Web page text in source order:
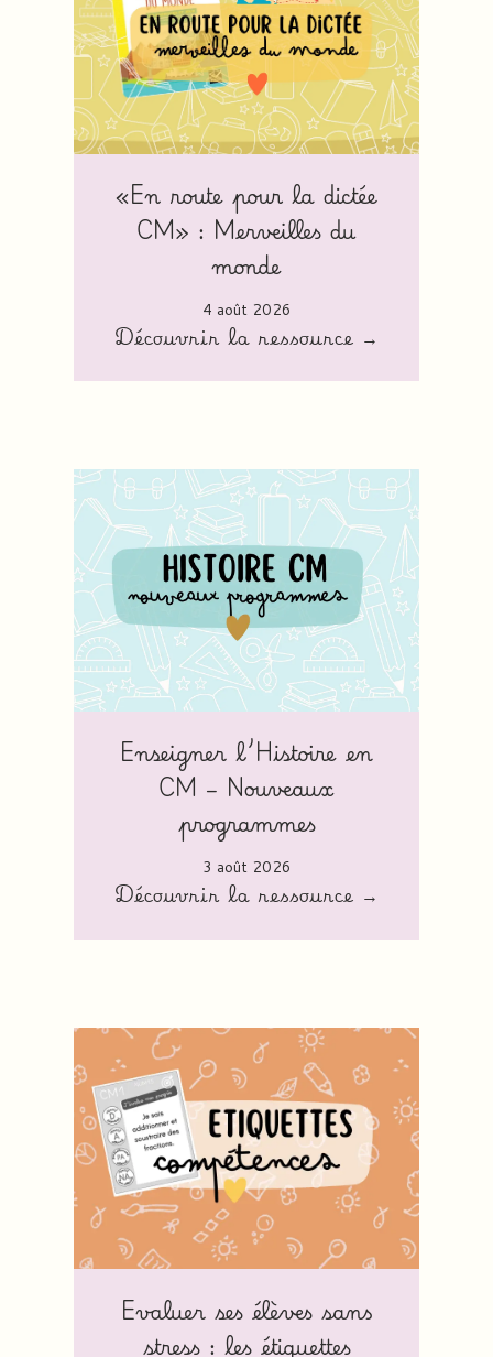
«En route pour la dictée
CM» : Merveilles du
monde
4 août 2026
Découvrir la ressource →
Enseigner l’Histoire en
CM – Nouveaux
programmes
3 août 2026
Découvrir la ressource →
Evaluer ses élèves sans
stress : les étiquettes